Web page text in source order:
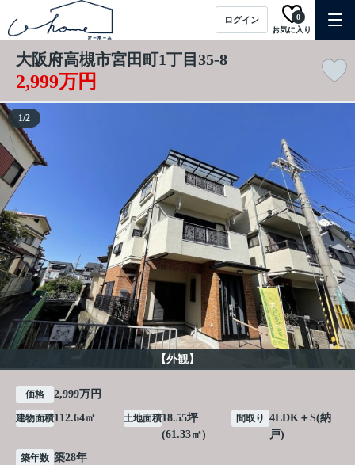
ログイン
お気に入り
0
大阪府高槻市宮田町1丁目35-8
2,999万円
【外観】
1/2
価格 2,999万円
建物面積112.64㎡ 土地面積18.55坪
(61.33㎡)
間取り 4LDK＋S(納
戸)
築年数 築28年